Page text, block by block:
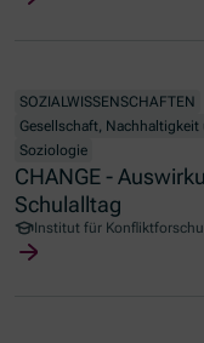
SOZIALWISSENSCHAFTEN
Gesellschaft, Nachhaltigkeit
Soziologie
CHANGE -
Schulalltag
Institut für